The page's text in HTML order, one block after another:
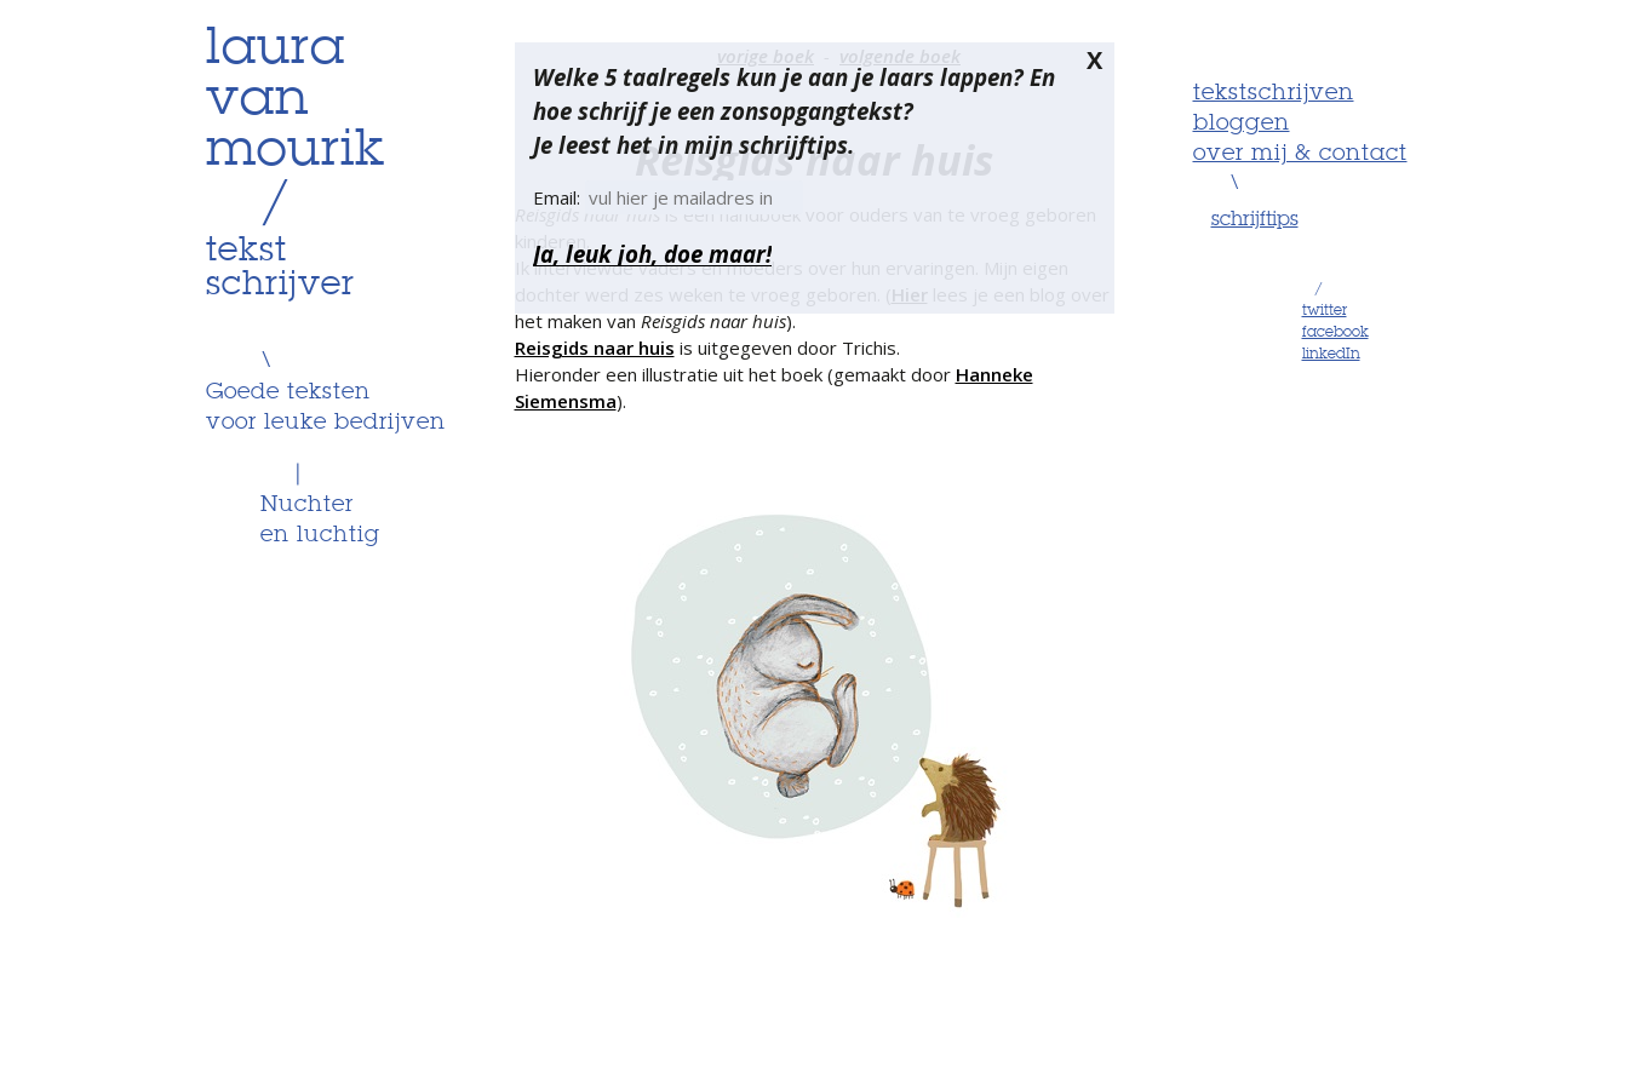
Skip
to
content
laura
van
mourik
/
tekst
schrijver
\
Goede teksten
voor leuke bedrijven
Nuchter
en luchtig
tekstschrijven
bloggen
over mij & contact
\
schrijftips
/
twitter
facebook
linkedIn
X
Welke 5 taalregels kun je aan je laars lappen? En
hoe schrijf je een zonsopgangtekst?
Je leest het in mijn schrijftips.
Email:
Bericht
navigatie
vorige boek volgende boek
Reisgids naar huis
Reisgids naar huis
kinderen.
Ik interviewde vaders en moeders over hun ervaringen. Mijn eigen
Hierlees je een blog over
het maken van Reisgids naar huis).
Reisgids naar huis is uitgegeven door Trichis.
Hieronder een illustratie uit het boek (gemaakt door Hanneke
Siemensma).